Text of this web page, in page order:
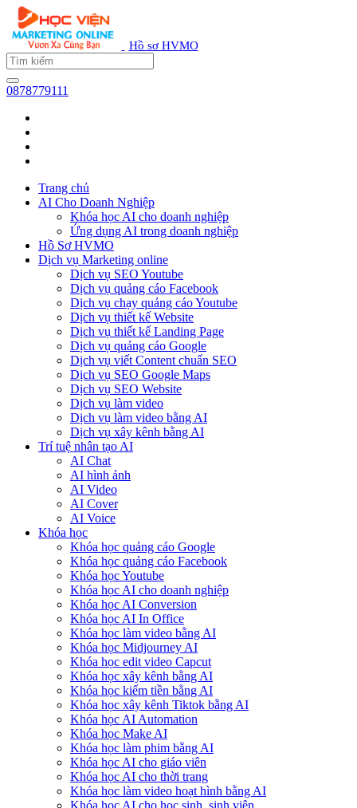
Hồ sơ HVMO
0878779111
Trang chủ
AI Cho Doanh Nghiệp
Khóa học AI cho doanh nghiệp
Ứng dụng AI trong doanh nghiệp
Hồ Sơ HVMO
Dịch vụ Marketing online
Dịch vụ SEO Youtube
Dịch vụ quảng cáo Facebook
Dịch vụ chạy quảng cáo Youtube
Dịch vụ thiết kế Website
Dịch vụ thiết kế Landing Page
Dịch vụ quảng cáo Google
Dịch vụ viết Content chuẩn SEO
Dịch vụ SEO Google Maps
Dịch vụ SEO Website
Dịch vụ làm video
Dịch vụ làm video bằng AI
Dịch vụ xây kênh bằng AI
Trí tuệ nhân tạo AI
AI Chat
AI hình ảnh
AI Video
AI Cover
AI Voice
Khóa học
Khóa học quảng cáo Google
Khóa học quảng cáo Facebook
Khóa học Youtube
Khóa học AI cho doanh nghiệp
Khóa học AI Conversion
Khóa học AI In Office
Khóa học làm video bằng AI
Khóa học Midjourney AI
Khóa học edit video Capcut
Khóa học xây kênh bằng AI
Khóa học kiếm tiền bằng AI
Khóa học xây kênh Tiktok bằng AI
Khóa học AI Automation
Khóa học Make AI
Khóa học làm phim bằng AI
Khóa học AI cho giáo viên
Khóa học AI cho thời trang
Khóa học làm video hoạt hình bằng AI
Khóa học AI cho học sinh, sinh viên